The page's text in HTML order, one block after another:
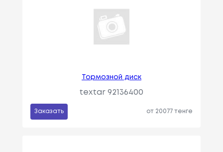
Тормозной диск
textar 92136400
Заказать от 20077 тенге